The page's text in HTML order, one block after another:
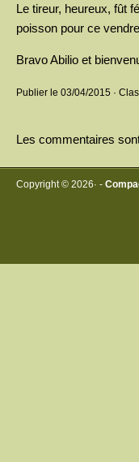
Le tireur, heureux, fût
poisson pour ce
Bravo Abilio et
Publier le 03/04/2015 ·
Les commentaires
Copyright © 2026· -